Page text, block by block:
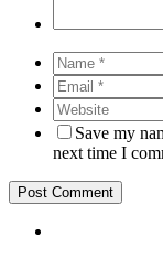
Save my
next time I